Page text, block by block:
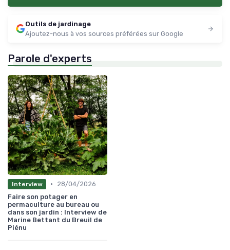
Outils de jardinage
Ajoutez-nous à vos sources préférées sur Google
Parole d'experts
Interview •
28/04/2026
Faire son potager en
permaculture au bureau ou
dans son jardin : Interview de
Marine Bettant du Breuil de
Piénu